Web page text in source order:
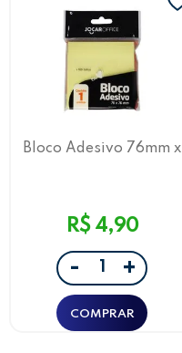
Bloco Adesivo 76mm x
R$ 4,90
- +